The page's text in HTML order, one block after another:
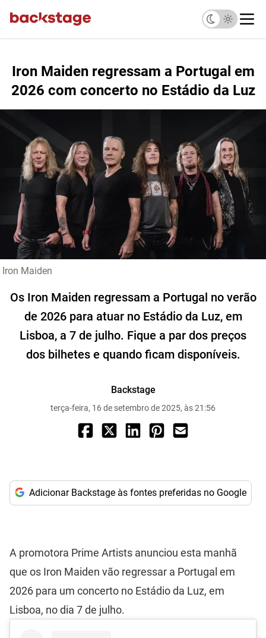
Iron Maiden regressam a Portugal em
2026 com concerto no Estádio da Luz
Iron Maiden
Os Iron Maiden regressam a Portugal no verão
de 2026 para atuar no Estádio da Luz, em
Lisboa, a 7 de julho. Fique a par dos preços
dos bilhetes e quando ficam disponíveis.
Backstage
terça-feira, 16 de setembro de 2025, às 21:56
Adicionar Backstage às fontes preferidas no Google
A promotora Prime Artists anunciou esta manhã
que os Iron Maiden vão regressar a Portugal em
2026 para um concerto no Estádio da Luz, em
Lisboa, no dia 7 de julho.